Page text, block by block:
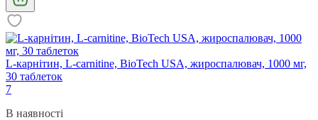
L-карнітин, L-carnitine, BioTech USA, жироспалювач, 1000 мг,
30 таблеток
7
В наявності